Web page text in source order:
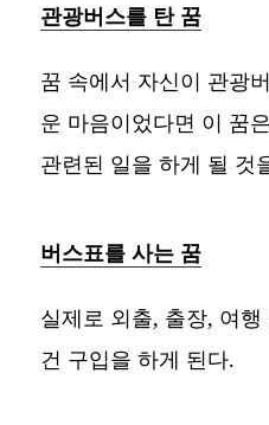
관광버스를 탄 꿈
꿈 속에서 자신이 관광
운 마음이었다면 이 꿈
관련된 일을 하게 될 것
버스표를 사는 꿈
실제로 외출, 출장, 여
건 구입을 하게 된다.